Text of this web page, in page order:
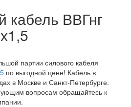
кабель ВВГнг
партии силового кабеля
по выгодной цене! Кабель в
в Москве и Санкт-Петербурге.
вопросам обращайтесь к